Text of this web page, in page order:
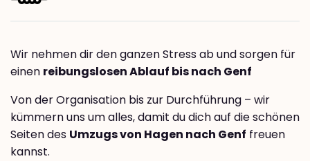
Wir nehmen dir den ganzen Stress ab und sorgen für
einen reibungslosen Ablauf bis nach Genf
Von der Organisation bis zur Durchführung – wir
kümmern uns um alles, damit du dich auf die schönen
Seiten des Umzugs von Hagen nach Genf freuen
kannst.